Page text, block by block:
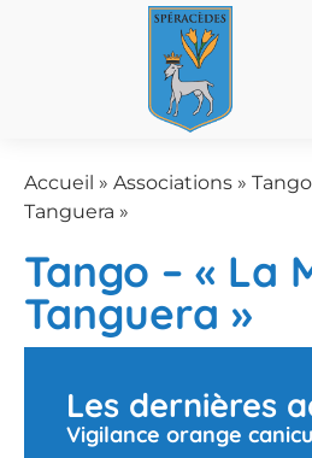
Accueil » Associations »
Tanguera »
Tango – « La
Tanguera »
Les dernières
Vigilance orange